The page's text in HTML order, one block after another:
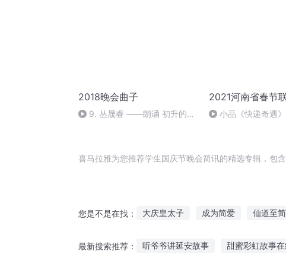
2018晚会曲子
9. 丛晟睿 ——朗诵 初升的太
2021河南省春节
小品《快递奇遇》
喜马拉雅为您推荐学生国庆节晚会简讯的精选专辑，包
您是不是在找： 大庆皇太子 成为简爱 仙道至简
最新搜索推荐： 听爷爷讲延安故事 甜蜜彩虹故事